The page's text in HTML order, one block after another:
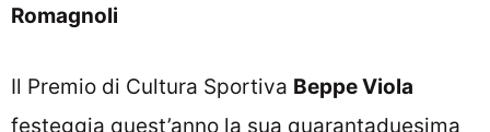
Romagnoli
Il Premio di Cultura Sportiva Beppe Viola
festeggia quest’anno la sua quarantaduesima